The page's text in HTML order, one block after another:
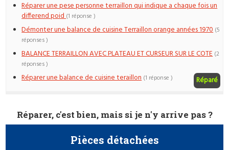
Réparer une pese personne terraillon qui indique a chaque fois un
differend poid(1 réponse )
Démonter une balance de cuisine Terraillon orange années 1970 (5
réponses )
BALANCE TERRAILLON AVEC PLATEAU ET CURSEUR SUR LE COTE (2
réponses )
Réparer une balance de cuisine teraillon Réparé
(1 réponse )
Réparer, c'est bien, mais si je n'y arrive pas ?
Pièces détachées